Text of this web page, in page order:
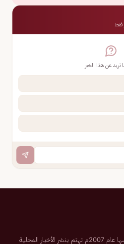
فقط
تريد عن هذا الخبر
صحيفة إلكترونية سعودية تم تأسيسها عام 2007م تهتم بنشر الأخبار المحلية